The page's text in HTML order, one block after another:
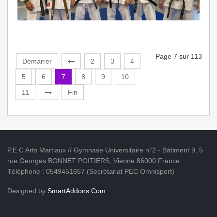
Page 7 sur 113
Démarrer 2 3
4
5
6 7 8 9
10
11
Fin
P.E.C Arts Martiaux // Gymnase Universitaire n°2 - Bâtiment 9, 5
rue Georges BONNET POITIERS, Vienne 86000 France
Téléphone : 0549451657 (Secrétariat PEC Omnisport)
Designed by SmartAddons.Com